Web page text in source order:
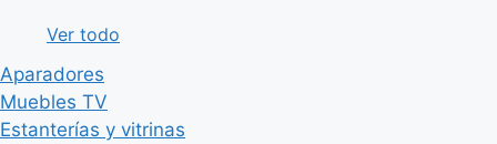
Ver todo
Aparadores
Muebles TV
Estanterías y vitrinas